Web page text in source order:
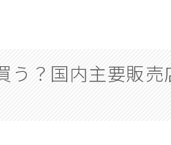
う？国内主要販